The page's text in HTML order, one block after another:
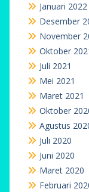
Januari 2022
Desember
November
Oktober
Juli 2021
Mei 2021
Maret 2021
Oktober
Agustus
Juli 2020
Juni 2020
Maret 2020
Februari